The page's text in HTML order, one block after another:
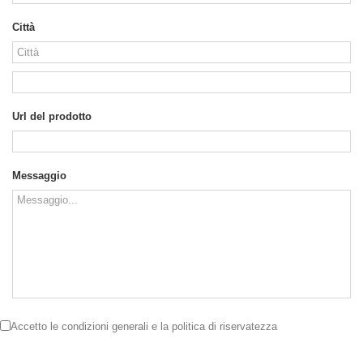
Città
Url del prodotto
Messaggio
Accetto le condizioni generali e la politica di riservatezza